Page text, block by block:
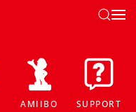
AMIIBO SUPPORT